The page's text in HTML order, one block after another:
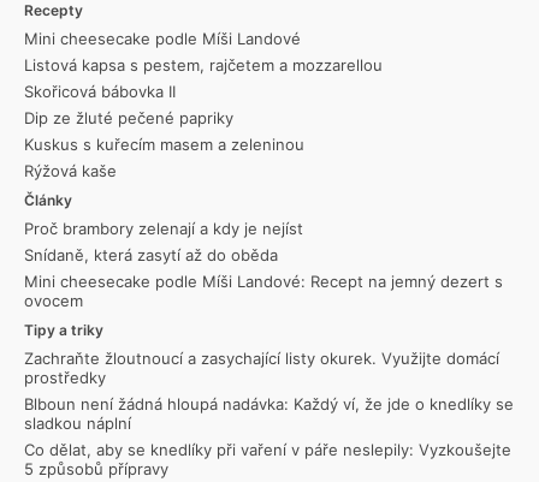
Recepty
Mini cheesecake podle Míši Landové
Listová kapsa s pestem, rajčetem a mozzarellou
Skořicová bábovka II
Dip ze žluté pečené papriky
Kuskus s kuřecím masem a zeleninou
Rýžová kaše
Články
Proč brambory zelenají a kdy je nejíst
Snídaně, která zasytí až do oběda
Mini cheesecake podle Míši Landové: Recept na jemný dezert s
ovocem
Tipy a triky
Zachraňte žloutnoucí a zasychající listy okurek. Využijte domácí
prostředky
Blboun není žádná hloupá nadávka: Každý ví, že jde o knedlíky se
sladkou náplní
Co dělat, aby se knedlíky při vaření v páře neslepily: Vyzkoušejte
5 způsobů přípravy